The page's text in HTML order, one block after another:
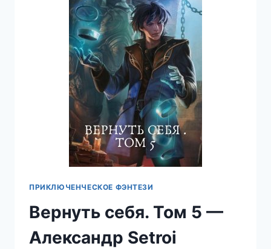
ШАРАВАР
ПРИКЛЮЧЕНЧЕСКОЕ ФЭНТЕЗИ
Вернуть себя. Том 5 —
Александр Setroi